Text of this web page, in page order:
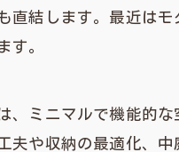
直結します。最近は
す。
、ミニマルで機能的
夫や収納の最適化、